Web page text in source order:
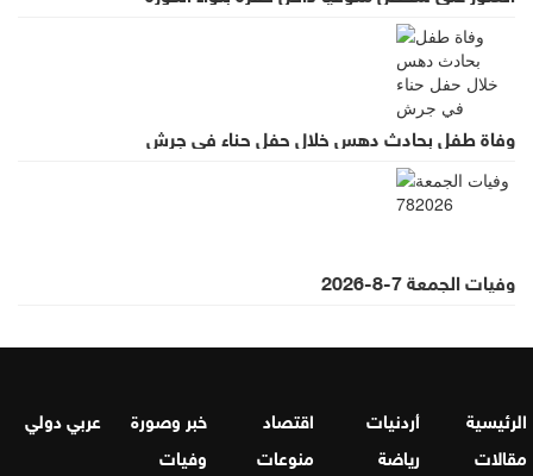
وفاة طفل بحادث دهس خلال حفل حناء في جرش
وفيات الجمعة 7-8-2026
الرئيسية أردنيات اقتصاد خبر وصورة
عربي دولي
مقالات
رياضة منوعات وفيات